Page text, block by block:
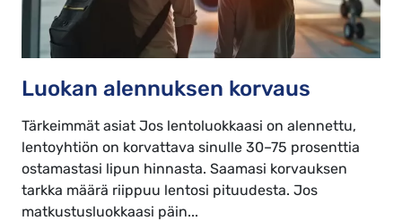
Luokan alennuksen korvaus
Tärkeimmät asiat Jos lentoluokkaasi on alennettu,
lentoyhtiön on korvattava sinulle 30–75 prosenttia
ostamastasi lipun hinnasta. Saamasi korvauksen
tarkka määrä riippuu lentosi pituudesta. Jos
matkustusluokkaasi päin...